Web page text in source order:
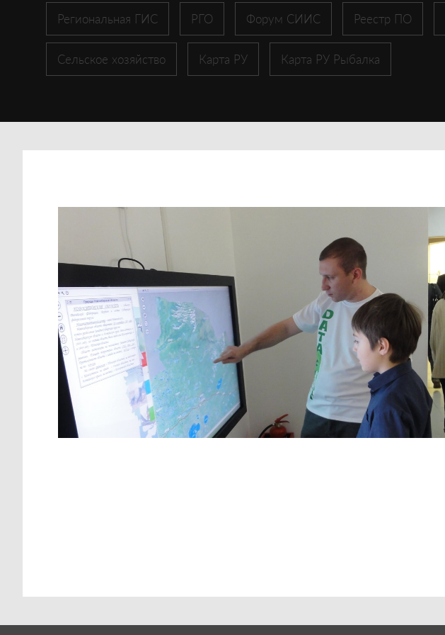
Региональная ГИС РГО Форум СИИС Реестр ПО
Сельское хозяйство Карта РУ Карта РУ Рыбалка